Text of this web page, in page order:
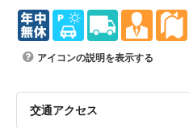
アイコンの説明を表示する
交通アクセス